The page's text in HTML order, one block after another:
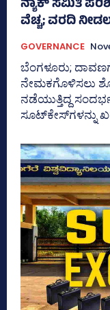
ನ್ಯಾಕ್‌ ಸಮಿತಿ
ವೆಚ್ಚ; ವರದಿ
GOVERNANCE
ಬೆಂಗಳೂರು;
ನೇಮಕಗೊಳಿಸಲು
ನಡೆಯುತ್ತಿದ್ದ
ಸೂಟ್‌ಕೇಸ್‌ಗಳನ್ನು